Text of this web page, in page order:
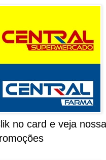
no card e veja